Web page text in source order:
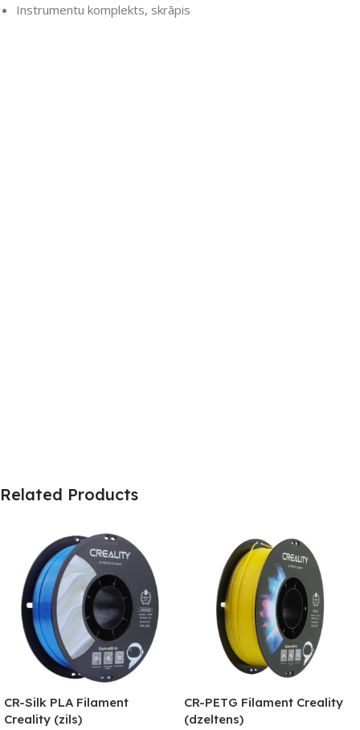
Instrumentu komplekts, skrāpis
Related Products
CR-Silk PLA Filament
Creality (zils)
CR-PETG Filament Creality
(dzeltens)